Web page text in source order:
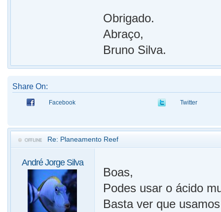
Obrigado.
Abraço,
Bruno Silva.
Share On:
Facebook Twitter
Re: Planeamento Reef
André Jorge Silva
Boas,
Podes usar o ácido
Basta ver que